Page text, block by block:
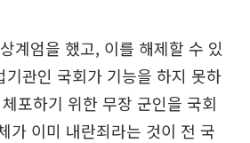
계엄을 했고, 이를 해제할 수 있
기관인 국회가 기능을 하지 못하
포하기 위한 무장 군인을 국회
가 이미 내란죄라는 것이 전 국